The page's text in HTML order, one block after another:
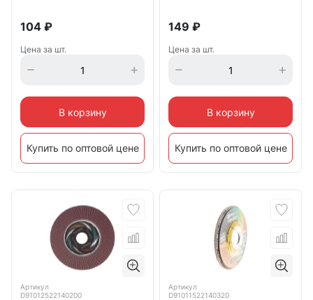
104 ₽
Цена за шт.
В корзину
Купить по оптовой цене
149 ₽
Цена за шт.
В корзину
Купить по оптовой цене
Артикул
D91012522140200
Артикул
D91011522140320